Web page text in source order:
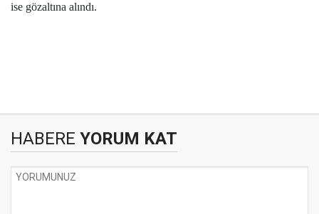
ise gözaltına alındı.
HABERE YORUM KAT